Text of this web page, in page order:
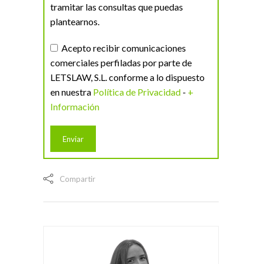
tramitar las consultas que puedas
plantearnos.
Acepto recibir comunicaciones
comerciales perfiladas por parte de
LETSLAW, S.L. conforme a lo dispuesto
en nuestra Política de Privacidad - +
Información
Compartir